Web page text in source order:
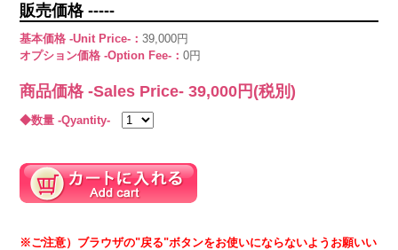
販売価格 -----
基本価格 -Unit Price-：39,000円
オプション価格 -Option Fee-：0円
商品価格 -Sales Price-39,000 円(税別)
◆数量 -Qyantity-
※ご注意）ブラウザの"戻る"ボタンをお使いにならないようお願いい